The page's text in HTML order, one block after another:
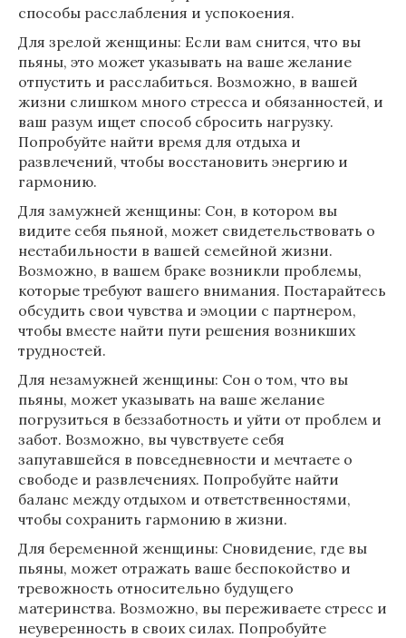
способы расслабления и успокоения.
Для зрелой женщины: Если вам снится, что вы
пьяны, это может указывать на ваше желание
отпустить и расслабиться. Возможно, в вашей
жизни слишком много стресса и обязанностей, и
ваш разум ищет способ сбросить нагрузку.
Попробуйте найти время для отдыха и
развлечений, чтобы восстановить энергию и
гармонию.
Для замужней женщины: Сон, в котором вы
видите себя пьяной, может свидетельствовать о
нестабильности в вашей семейной жизни.
Возможно, в вашем браке возникли проблемы,
которые требуют вашего внимания. Постарайтесь
обсудить свои чувства и эмоции с партнером,
чтобы вместе найти пути решения возникших
трудностей.
Для незамужней женщины: Сон о том, что вы
пьяны, может указывать на ваше желание
погрузиться в беззаботность и уйти от проблем и
забот. Возможно, вы чувствуете себя
запутавшейся в повседневности и мечтаете о
свободе и развлечениях. Попробуйте найти
баланс между отдыхом и ответственностями,
чтобы сохранить гармонию в жизни.
Для беременной женщины: Сновидение, где вы
пьяны, может отражать ваше беспокойство и
тревожность относительно будущего
материнства. Возможно, вы переживаете стресс и
неуверенность в своих силах. Попробуйте